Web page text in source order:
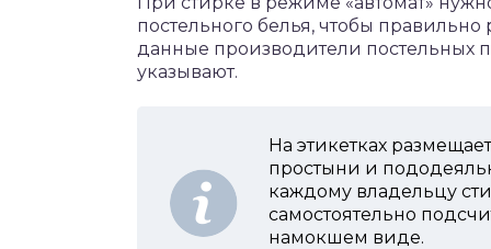
постельного белья, чтобы
данные производители постельных
указывают.
На этикетках
простыни и
каждому владельцу
самостоятельно
намокшем виде.